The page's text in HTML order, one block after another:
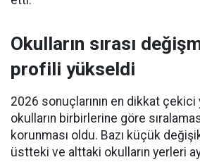
Okulların sırası
profili yükseldi
2026 sonuçlarının en dikkat
okulların birbirlerine göre
korunması oldu. Bazı küçük
üstteki ve alttaki okulların yerleri